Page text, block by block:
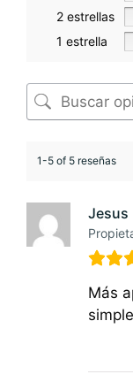
2 estrellas
1 estrella
1-5 of 5 reseñas
Jesus
Más